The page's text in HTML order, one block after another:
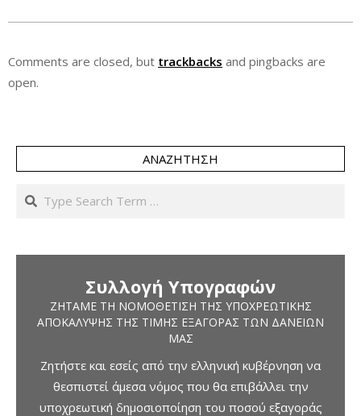
Comments are closed, but trackbacks and pingbacks are
open.
ΑΝΑΖΉΤΗΣΗ
Search
Συλλογή Υπογραφών
ΖΗΤΆΜΕ ΤΗ ΝΟΜΟΘΈΤΙΣΗ ΤΗΣ ΥΠΟΧΡΕΩΤΙΚΉΣ
ΑΠΟΚΆΛΥΨΗΣ ΤΗΣ ΤΙΜΉΣ ΕΞΑΓΟΡΆΣ ΤΩΝ ΔΑΝΕΊΩΝ
ΜΑΣ
Ζητήστε και εσείς από την ελληνική κυβέρνηση να
θεσπιστεί άμεσα νόμος που θα επιβάλλει την
υποχρεωτική δημοσιοποίηση του ποσού εξαγοράς